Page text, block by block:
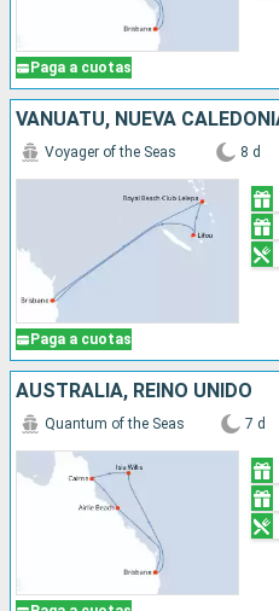
Paga a cuotas
Paga a cuotas
Voyager of the Seas 8 d
AUSTRALIA, REINO UNIDO
Quantum of the Seas 7 d